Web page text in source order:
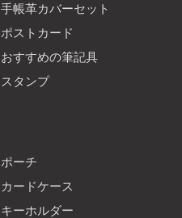
手帳革カバーセット
ポストカード
おすすめの筆記具
スタンプ
ポーチ
カードケース
キーホルダー